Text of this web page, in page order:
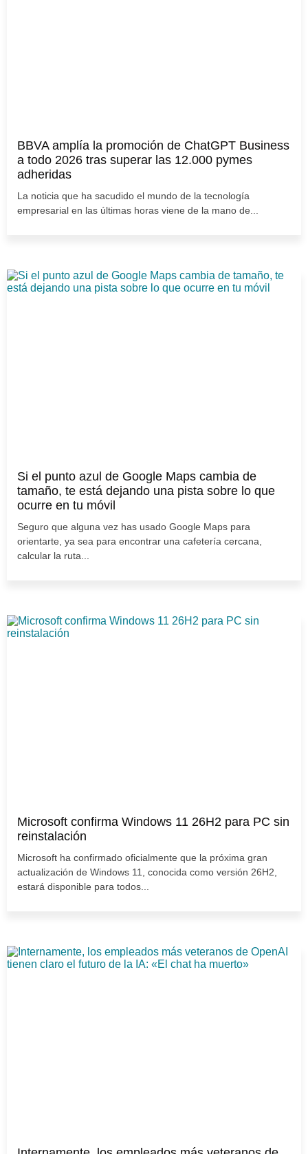
BBVA amplía la promoción de ChatGPT Business
a todo 2026 tras superar las 12.000 pymes
adheridas
La noticia que ha sacudido el mundo de la tecnología
empresarial en las últimas horas viene de la mano de...
Si el punto azul de Google Maps cambia de
tamaño, te está dejando una pista sobre lo que
ocurre en tu móvil
Seguro que alguna vez has usado Google Maps para
orientarte, ya sea para encontrar una cafetería cercana,
calcular la ruta...
Microsoft confirma Windows 11 26H2 para PC sin
reinstalación
Microsoft ha confirmado oficialmente que la próxima gran
actualización de Windows 11, conocida como versión 26H2,
estará disponible para todos...